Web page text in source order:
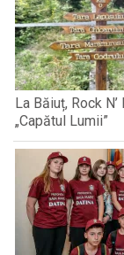
La Băiuț, Rock
„Capătul Lumii”